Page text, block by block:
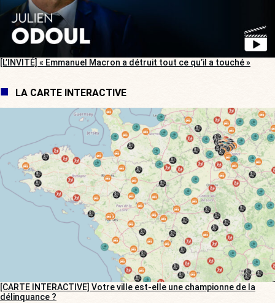
[L’INVITÉ] « Emmanuel Macron a détruit tout ce qu’il a touché »
LA CARTE INTERACTIVE
[CARTE INTERACTIVE] Votre ville est-elle une championne de la
délinquance ?